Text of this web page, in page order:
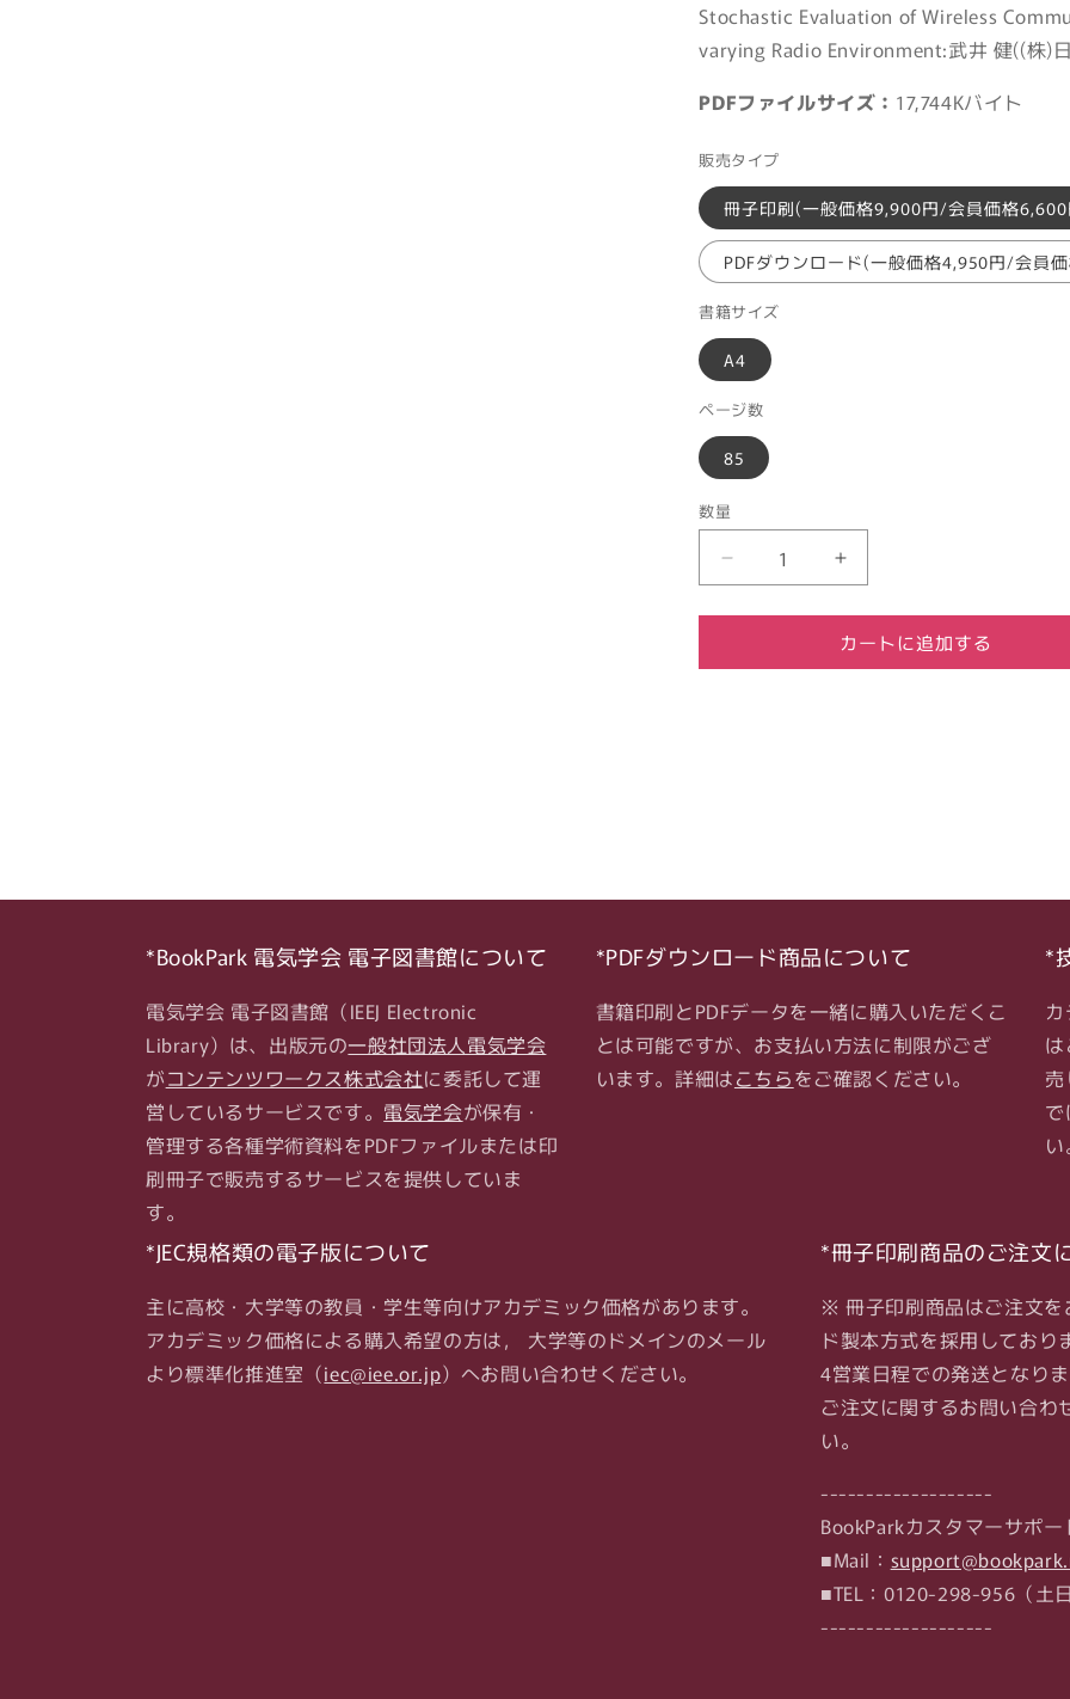
Stochastic Evaluation of Wireless
varying Radio Environment:武井 健((株)
PDFファイルサイズ： 17,744Kバイト
販売タイプ
冊子印刷(一般価格9,900円/会員価格
PDFダウンロード(一般価格4,950円/会員
書籍サイズ
A4
ページ数
85
数量
3
2
信
究
の
数
量
2026
3
月
2
信
究
の
数
量
カートに追加する
*BookPark 電気学会 電子図書館について
電気学会 電子図書館（IEEJ Electronic
Library）は、出版元の一般社団法人電気学会
がコンテンツワークス株式会社に委託して運
営しているサービスです。 電気学会が保有・
管理する各種学術資料をPDFファイルまたは印
刷冊子で販売するサービスを提供していま
す。
*PDFダウンロード商品について
書籍印刷とPDFデータを一緒に購入いただくこ
とは可能ですが、お支払い方法に制限がござ
います。詳細はこちらをご確認ください。
*
い
*JEC規格類の電子版について
主に高校・大学等の教員・学生等向けアカデミック価格があります。
アカデミック価格による購入希望の方は， 大学等のドメインのメール
より標準化推進室（iec@iee.or.jp）へお問い合わせください。
*冊子印刷商品のご注文
※ 冊子印刷商品はご注文を
ド製本方式を採用しており
4営業日程での発送となりま
ご注文に関するお問い合わ
い。
-------------------
BookParkカスタマーサポー
■Mail：
■TEL：0120-298-956（土
-------------------